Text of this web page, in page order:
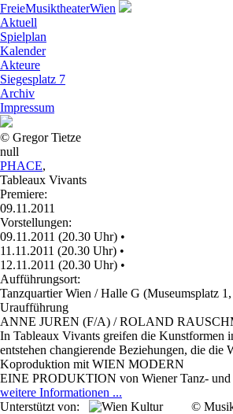
FreieMusiktheaterWien
Aktuell
Spielplan
Kalender
Akteure
Siegesplatz 7
Archiv
Impressum
© Gregor Tietze
null
PHACE,
Tableaux Vivants
Premiere:
09.11.2011
Vorstellungen:
09.11.2011 (20.30 Uhr) •
11.11.2011 (20.30 Uhr) •
12.11.2011 (20.30 Uhr) •
Aufführungsort:
Tanzquartier Wien / Halle G (Museumsplatz
Uraufführung
ANNE JUREN (F/A) / ROLAND
In Tableaux Vivants greifen die Kunstformen
entstehen changierende Beziehungen, die
Koproduktion mit WIEN MODERN
EINE PRODUKTION von Wiener Tanz-
weitere Informationen ...
Unterstützt von:
©